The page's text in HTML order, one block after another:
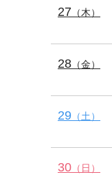
27 （木）
28 （金）
29 （土）
30 （日）